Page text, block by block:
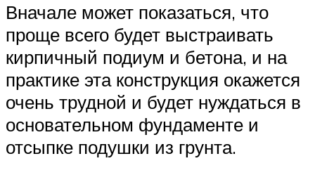
Вначале может показаться, что
проще всего будет выстраивать
кирпичный подиум и бетона, и на
практике эта конструкция окажется
очень трудной и будет нуждаться в
основательном фундаменте и
отсыпке подушки из грунта.